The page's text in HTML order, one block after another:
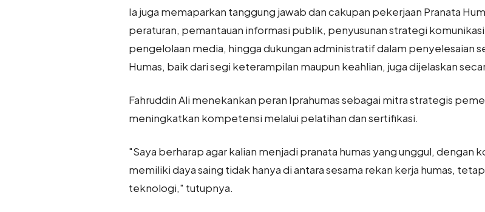
Ia juga memaparkan tanggung jawab dan cakupan pekerjaan Pranata
peraturan, pemantauan informasi publik, penyusunan strategi
pengelolaan media, hingga dukungan administratif dalam penyelesaian
Humas, baik dari segi keterampilan maupun keahlian, juga dijelaskan
Fahruddin Ali menekankan peran Iprahumas sebagai mitra strategis
meningkatkan kompetensi melalui pelatihan dan sertifikasi.
"Saya berharap agar kalian menjadi pranata humas yang unggul,
memiliki daya saing tidak hanya di antara sesama rekan kerja humas,
teknologi," tutupnya.